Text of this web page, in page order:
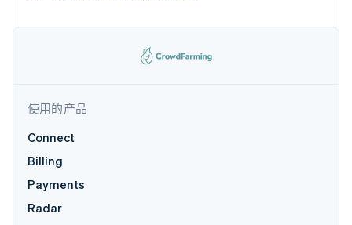
更多
Atlas
初创企业注册
Climate
碳移除
媒体与娱乐
非营利组织
联系销售
使用的产品
Connect
Billing
Payments
Radar